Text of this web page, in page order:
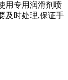
用专用润滑剂喷
及时处理,保证手